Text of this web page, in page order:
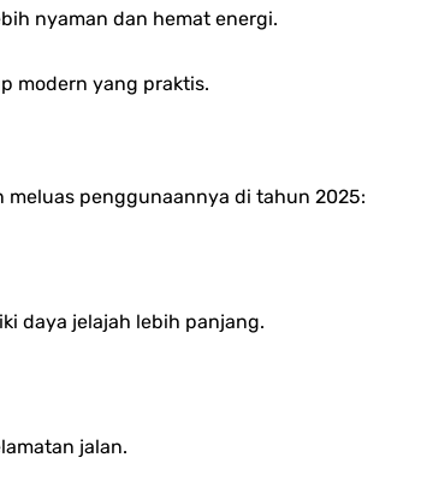
nyaman dan hemat energi.
modern yang praktis.
meluas penggunaannya di tahun 2025:
daya jelajah lebih panjang.
jalan.